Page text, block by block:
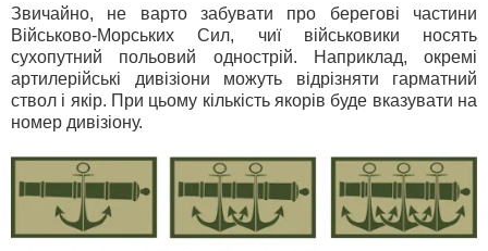
Звичайно, не варто забувати про берегові частини
Військово-Морських Сил, чиї військовики носять
сухопутний польовий однострій. Наприклад, окремі
артилерійські дивізіони можуть відрізняти гарматний
ствол і якір. При цьому кількість якорів буде вказувати на
номер дивізіону.